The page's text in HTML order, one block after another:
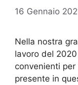
16 Gennaio
Nella nostra
lavoro del
convenienti
presente in